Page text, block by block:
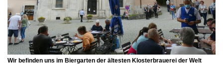
Wir befinden uns im Biergarten der ältesten Klosterbrauerei der Welt